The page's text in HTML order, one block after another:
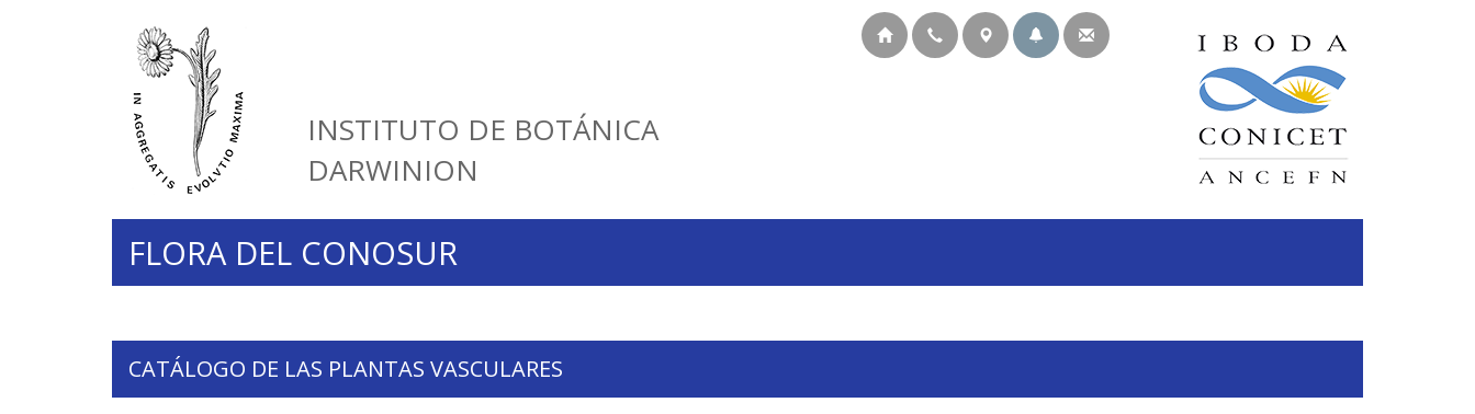
INSTITUTO DE BOTÁNICA
DARWINION
FLORA DEL CONOSUR
CATÁLOGO DE LAS PLANTAS VASCULARES